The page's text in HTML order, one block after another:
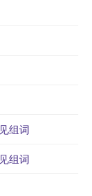
组词
组词